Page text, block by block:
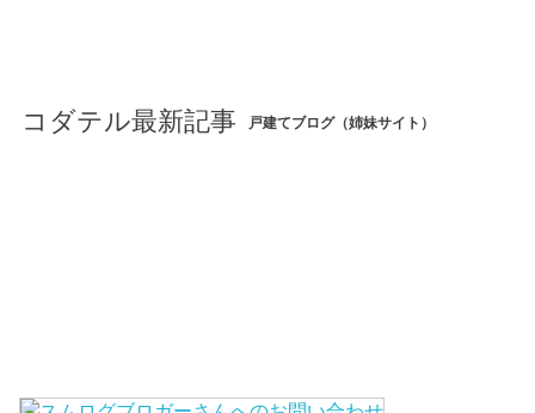
コダテル最新記事 戸建てブログ（姉妹サイト）